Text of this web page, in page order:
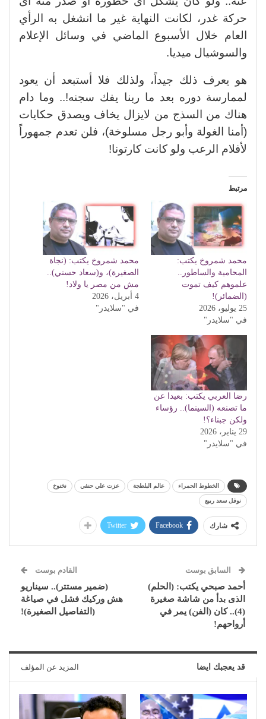
حركة غدر، لكانت النهاية غير ما انشغل به الرأي
العام خلال الأسبوع الماضي في وسائل الإعلام
والسوشيال ميديا.
هو يعرف ذلك جيداً، ولذلك فلا أستبعد أن يعود
لممارسة دوره بعد ما ربنا يفك سجنه!.. وما دام
هناك من السذج من لايزال يخاف ويصدق حكايات
(أمنا الغولة وأبو رجل مسلوخة)، فلن تعدم جمهوراً
لأفلام الرعب ولو كانت كارتونا!
مرتبط
محمد شمروخ يكتب:
المحامية والساطور..
علموهم كيف تموت
(الضمائر)!
25 يوليو، 2026
في "سلايدر"
محمد شمروخ يكتب: (نجاة
الصغيرة)، و(سعاد حسني)..
مش من مصر يا ولاد!
4 أبريل، 2026
في "سلايدر"
رضا العربي يكتب: بعيدا عن
ما تصنعه (السينما).. رؤساء
ولكن جبناء؟!
29 يناير، 2026
في "سلايدر"
الخطوط الحمراء عالم البلطجة عزت علي حنفي نخنوخ
نوفل سعد ربيع
شارك Facebook
Twitter
السابق بوست
أحمد صبحي يكتب: (الحلم)
الذى بدأ من شاشة صغيرة
(4).. كان (الفن) يمر في
أرواحهم!
القادم بوست
(ضمير مستتر).. سيناريو
هش وركيك فشل في صياغة
(التفاصيل الصغيرة)!
قد يعجبك ايضا المزيد عن المؤلف